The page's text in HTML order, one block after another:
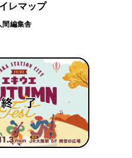
レマップ
間編集舎